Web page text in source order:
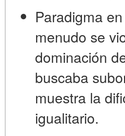
Paradigma
menudo se
dominación
buscaba
muestra la
igualitario.